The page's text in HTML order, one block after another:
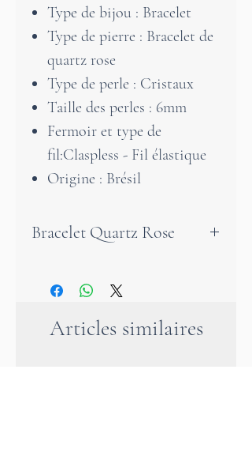
Type de bijou : Bracelet
Type de pierre : Bracelet de
quartz rose
Type de perle : Cristaux
Taille des perles : 6mm
Fermoir et type de
fil:Claspless - Fil élastique
Origine : Brésil
Bracelet Quartz Rose
quartz rose te donne force et
courage, te protège de la
dépression et t'aide à vaincre
Articles similaires